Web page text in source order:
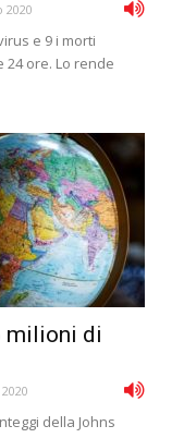
2020
e 9 i morti
24 ore. Lo rende
milioni di
della Johns